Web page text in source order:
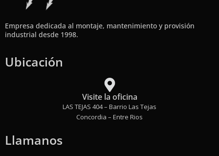
Empresa dedicada al montaje, mantenimiento y provisión
industrial desde 1998.
Ubicación
Visite la oficina
LAS TEJAS 404 – Barrio Las Tejas
Concordia – Entre Rios
Llamanos